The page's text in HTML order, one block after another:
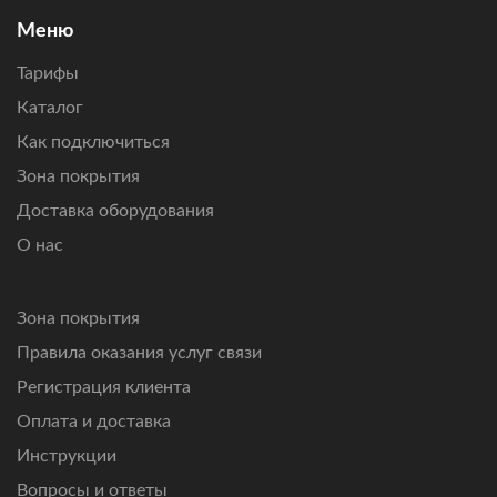
Подключим интернет там, где другие технологии связи
Меню
Тарифы
Каталог
Как подключиться
Зона покрытия
Доставка оборудования
О нас
Зона покрытия
Правила оказания услуг связи
Регистрация клиента
Оплата и доставка
Инструкции
Вопросы и ответы